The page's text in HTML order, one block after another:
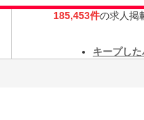
185,453件の求人掲
キープした